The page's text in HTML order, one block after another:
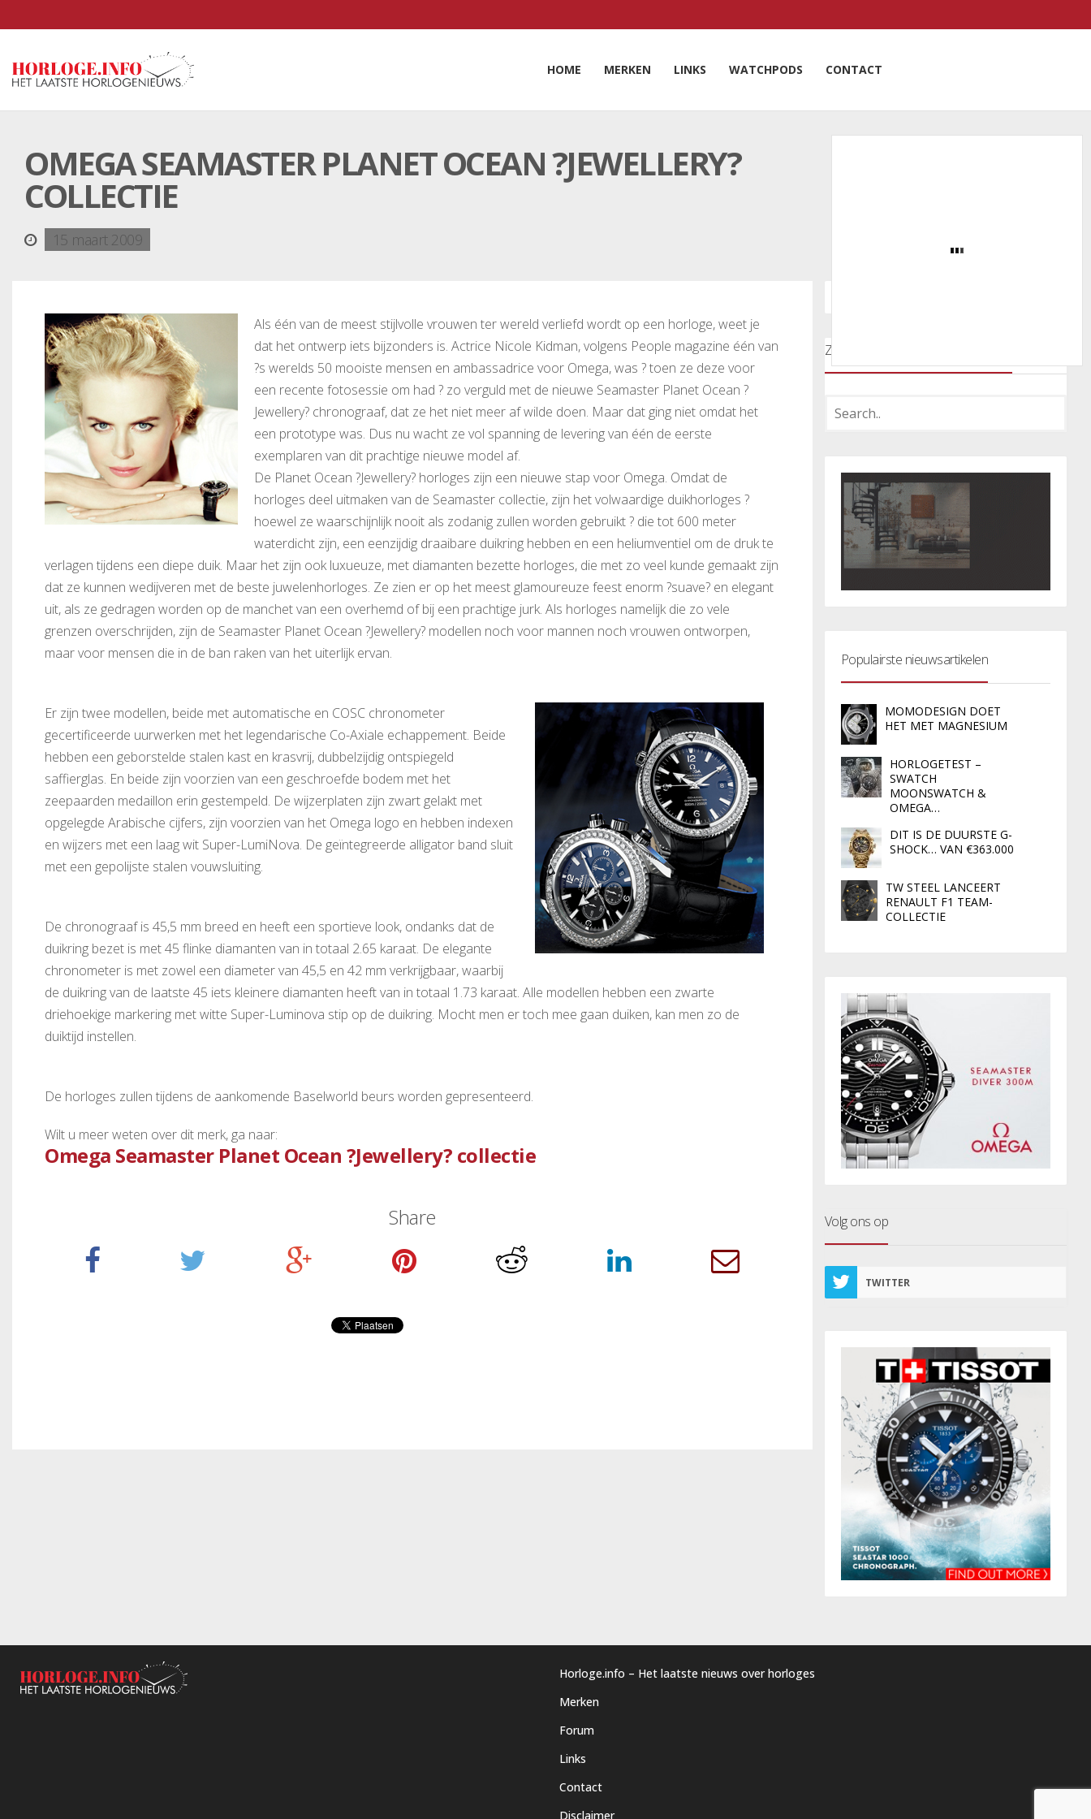
HOME MERKEN LINKS WATCHPODS CONTACT
OMEGA SEAMASTER PLANET OCEAN ?JEWELLERY?
COLLECTIE
15 maart 2009
Als één van de meest stijlvolle vrouwen ter wereld verliefd wordt op een horloge, weet je
dat het ontwerp iets bijzonders is. Actrice Nicole Kidman, volgens People magazine één van
?s werelds 50 mooiste mensen en ambassadrice voor Omega, was ? toen ze deze voor
een recente fotosessie om had ? zo verguld met de nieuwe Seamaster Planet Ocean ?
Jewellery? chronograaf, dat ze het niet meer af wilde doen. Maar dat ging niet omdat het
een prototype was. Dus nu wacht ze vol spanning de levering van één de eerste
exemplaren van dit prachtige nieuwe model af.
De Planet Ocean ?Jewellery? horloges zijn een nieuwe stap voor Omega. Omdat de
horloges deel uitmaken van de Seamaster collectie, zijn het volwaardige duikhorloges ?
hoewel ze waarschijnlijk nooit als zodanig zullen worden gebruikt ? die tot 600 meter
waterdicht zijn, een eenzijdig draaibare duikring hebben en een heliumventiel om de druk te
verlagen tijdens een diepe duik. Maar het zijn ook luxueuze, met diamanten bezette horloges, die met zo veel kunde gemaakt zijn
dat ze kunnen wedijveren met de beste juwelenhorloges. Ze zien er op het meest glamoureuze feest enorm ?suave? en elegant
uit, als ze gedragen worden op de manchet van een overhemd of bij een prachtige jurk. Als horloges namelijk die zo vele
grenzen overschrijden, zijn de Seamaster Planet Ocean ?Jewellery? modellen noch voor mannen noch vrouwen ontworpen,
maar voor mensen die in de ban raken van het uiterlijk ervan.
Er zijn twee modellen, beide met automatische en COSC chronometer
gecertificeerde uurwerken met het legendarische Co-Axiale echappement. Beide
hebben een geborstelde stalen kast en krasvrij, dubbelzijdig ontspiegeld
saffierglas. En beide zijn voorzien van een geschroefde bodem met het
zeepaarden medaillon erin gestempeld. De wijzerplaten zijn zwart gelakt met
opgelegde Arabische cijfers, zijn voorzien van het Omega logo en hebben indexen
en wijzers met een laag wit Super-LumiNova. De geïntegreerde alligator band sluit
met een gepolijste stalen vouwsluiting.
De chronograaf is 45,5 mm breed en heeft een sportieve look, ondanks dat de
duikring bezet is met 45 flinke diamanten van in totaal 2.65 karaat. De elegante
chronometer is met zowel een diameter van 45,5 en 42 mm verkrijgbaar, waarbij
de duikring van de laatste 45 iets kleinere diamanten heeft van in totaal 1.73 karaat. Alle modellen hebben een zwarte
driehoekige markering met witte Super-Luminova stip op de duikring. Mocht men er toch mee gaan duiken, kan men zo de
duiktijd instellen.
De horloges zullen tijdens de aankomende Baselworld beurs worden gepresenteerd.
Wilt u meer weten over dit merk, ga naar:
Omega Seamaster Planet Ocean ?Jewellery? collectie
Share
Zoeken door onze nieuwsartikelen
Populairste nieuwsartikelen
MOMODESIGN DOET
HET MET MAGNESIUM
HORLOGETEST –
SWATCH
MOONSWATCH &
OMEGA…
DIT IS DE DUURSTE G-
SHOCK… VAN €363.000
TW STEEL LANCEERT
RENAULT F1 TEAM-
COLLECTIE
Volg ons op
TWITTER
Horloge.info – Het laatste nieuws over horloges
Merken
Forum
Links
Contact
Disclaimer